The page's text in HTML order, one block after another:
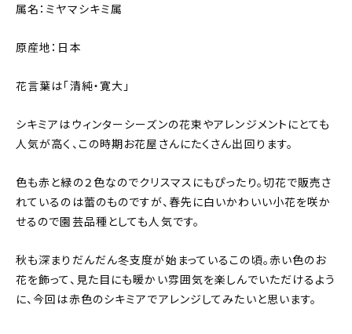
属名：ミヤマシキミ属
原産地：日本
花言葉は「清純・寛大」
シキミアはウィンターシーズンの花束やアレンジメントにとても
人気が高く、この時期お花屋さんにたくさん出回ります。
色も赤と緑の２色なのでクリスマスにもぴったり。切花で販売さ
れているのは蕾のものですが、春先に白いかわいい小花を咲か
せるので園芸品種としても人気です。
秋も深まりだんだん冬支度が始まっているこの頃。赤い色のお
花を飾って、見た目にも暖かい雰囲気を楽しんでいただけるよう
に、今回は赤色のシキミアでアレンジしてみたいと思います。